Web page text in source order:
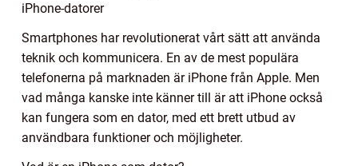
iPhone-datorer
Smartphones har revolutionerat vårt sätt att använda
teknik och kommunicera. En av de mest populära
telefonerna på marknaden är iPhone från Apple. Men
vad många kanske inte känner till är att iPhone också
kan fungera som en dator, med ett brett utbud av
användbara funktioner och möjligheter.